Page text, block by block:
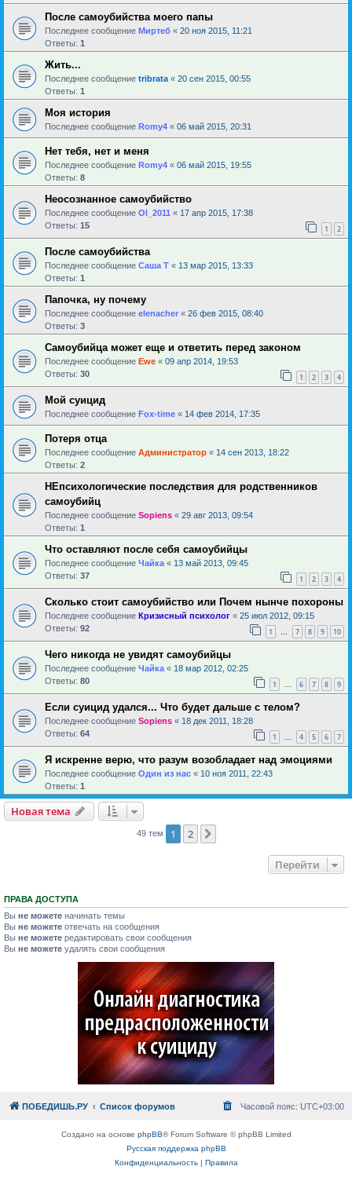
После самоубийства моего папы
Последнее сообщение Миртеб « 20 ноя 2015, 11:21
Ответы: 1
Жить...
Последнее сообщение tribrata « 20 сен 2015, 00:55
Ответы: 1
Моя история
Последнее сообщение Romy4 « 06 май 2015, 20:31
Нет тебя, нет и меня
Последнее сообщение Romy4 « 06 май 2015, 19:55
Ответы: 8
Неосознанное самоубийство
Последнее сообщение Ol_2011 « 17 апр 2015, 17:38
Ответы: 15 1 2
После самоубийства
Последнее сообщение Саша Т « 13 мар 2015, 13:33
Ответы: 1
Папочка, ну почему
Последнее сообщение elenacher « 26 фев 2015, 08:40
Ответы: 3
Самоубийца может еще и ответить перед законом
Последнее сообщение Ewe « 09 апр 2014, 19:53
Ответы: 30 1 2 3 4
Мой суицид
Последнее сообщение Fox-time « 14 фев 2014, 17:35
Потеря отца
Последнее сообщение Администратор « 14 сен 2013, 18:22
Ответы: 2
НЕпсихологические последствия для родственников
самоубийц
Последнее сообщение Sopiens « 29 авг 2013, 09:54
Ответы: 1
Что оставляют после себя самоубийцы
Последнее сообщение Чайка « 13 май 2013, 09:45
Ответы: 37 1 2 3 4
Сколько стоит самоубийство или Почем нынче похороны
Последнее сообщение Кризисный психолог « 25 июл 2012, 09:15
Ответы: 92 1 … 7 8 9 10
Чего никогда не увидят самоубийцы
Последнее сообщение Чайка « 18 мар 2012, 02:25
Ответы: 80 1 … 6 7 8 9
Если суицид удался... Что будет дальше с телом?
Последнее сообщение Sopiens « 18 дек 2011, 18:28
Ответы: 64 1 … 4 5 6 7
Я искренне верю, что разум возобладает над эмоциями
Последнее сообщение Один из нас « 10 ноя 2011, 22:43
Ответы: 1
Новая тема
49 тем 1 2
Перейти
ПРАВА ДОСТУПА
Вы не можете начинать темы
Вы не можете отвечать на сообщения
Вы не можете редактировать свои сообщения
Вы не можете удалять свои сообщения
ПОБЕДИШЬ.РУ Список форумов Часовой пояс: UTC+03:00
Создано на основе phpBB® Forum Software © phpBB Limited
Русская поддержка phpBB
Конфиденциальность| Правила